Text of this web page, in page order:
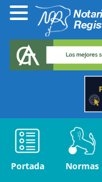
Portada Normas